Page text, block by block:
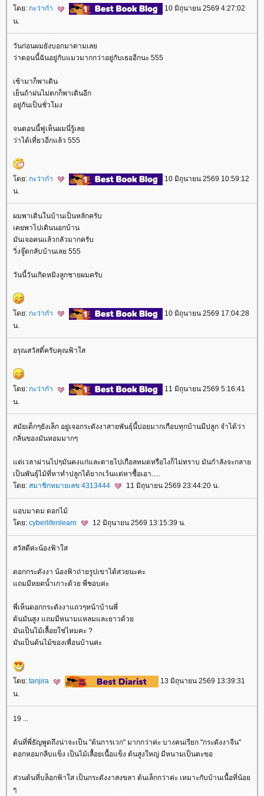
ดย: กะว่าก๋า
10 มิถุนายน 2569 4:27:02
น.
วันก่อนผมยังบอกมาดามเล
ว่าตอนนี้ฉันอยู่กับแมวมากกว่าอยู่กับเธออีกนะ 555
เช้ามาก็พาเดิน
เย็นถ้าฝนไม่ตกก็พาเดินอีก
อยู่กันเป็นชั่วโมง
จนตอนนี้ฟูเห็นผมนี่รู้เล
ว่าได้เที่ยวอีกแล้ว 555
ดย: กะว่าก๋า
10 มิถุนายน 2569 10:59:12
น.
ผมพาเดินในบ้านเป็นหลักครับ
เคยพาไปเดินนอกบ้าน
มันเจอคนแล้วกลัวมากครับ
วิ่งจู๊ดกลับบ้านเลย 555
วันนี้วันเกิดหมิงลูกชายผมครับ
ดย: กะว่าก๋า
10 มิถุนายน 2569 17:04:28
น.
อรุณสวัสดิ์ครับคุณฟ้าใส
ดย: กะว่าก๋า
11 มิถุนายน 2569 5:16:41
น.
สมัยเด็กๆยังเล็ก อยู่เจอกระดังงาสายพันธุ์นี้บ่อยมากเกือบทุกบ้านมีปลูก จำได้ว่า
กลิ่นของมันหอมมากๆ
ต่เวลาผ่านไปๆมันคงแก่และตายไปเกือลหมดหรือไงก็ไม่ทราบ มันกำลังจะกลา
เป็นพันธุ์ไม้ที่หาทำปลูกได้ยากเว้นแต่หาซื้อเอา.....
ดย: สมาชิกหมายเลข 4313444 11 มิถุนายน 2569 23:44:20 น.
อบมาดม ดอกไม้
ดย: cyberlifenlearn 12 มิถุนายน 2569 13:15:39 น.
สวัสดีค่ะน้องฟ้าใส
ดอกกระดังงา น้องฟ้าถ่ายรูปเขาได้สวยนะคะ
ถมมีหยดน้ำเกาะด้วย พี่ชอบค่ะ
พี่เห็นดอกกระดังงาแถวๆหน้าบ้านพี่
ต้นมันสูง แถมมีหนามแหลมและยาวด้ว
มันเป็นไม้เลื้อยใช่ไหมคะ ?
มันเป็นต้นไม้ของเพื่อนบ้านค่ะ
ดย: tanjira
13 มิถุนายน 2569 13:39:31
น.
19 ...
ต้นที่พี่ธัญพูดถึงน่าจะเป็น "ต้นการเวก" มากกว่าค่ะ บางคนเรียก "กระดังงาจีน"
ดอกหอมกลีบแข็ง เป็นไม้เลื้อยเนื้อแข็ง ต้นสูงใหญ่ มีหนามเป็นตะขอ
ส่วนต้นที่บล็อกฟ้าใส เป็นกระดังงาสงขลา ต้นเล็กกว่าค่ะ เหมาะกับบ้านเนื้อที่น้อ
ๆ